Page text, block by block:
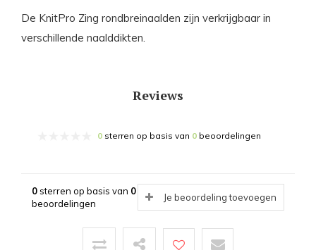
De KnitPro Zing rondbreinaalden zijn verkrijgbaar in
verschillende naalddikten.
Reviews
0 sterren op basis van 0 beoordelingen
0sterren op basis van 0
beoordelingen
Je beoordeling toevoegen